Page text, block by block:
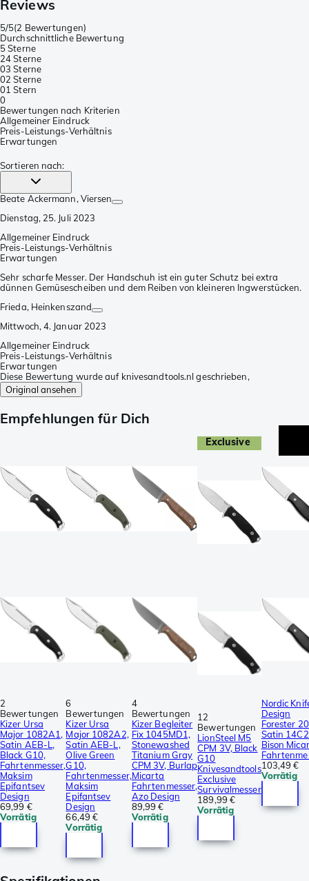
Reviews
5/5(2 Bewertungen)
Durchschnittliche Bewertung
5 Sterne
24 Sterne
03 Sterne
02 Sterne
01 Stern
0
Bewertungen nach Kriterien
Allgemeiner Eindruck
Preis-Leistungs-Verhältnis
Erwartungen
Sortieren nach:
Beate Ackermann, Viersen
Dienstag, 25. Juli 2023
Allgemeiner Eindruck
Preis-Leistungs-Verhältnis
Erwartungen
Sehr scharfe Messer. Der Handschuh ist ein guter Schutz bei extra
dünnen Gemüsescheiben und dem Reiben von kleineren Ingwerstücken.
Frieda, Heinkenszand
Mittwoch, 4. Januar 2023
Allgemeiner Eindruck
Preis-Leistungs-Verhältnis
Erwartungen
Diese Bewertung wurde auf knivesandtools.nl geschrieben,
Original ansehen
Empfehlungen für Dich
2
Bewertungen
Kizer Ursa
Major 1082A1,
Satin AEB-L,
Black G10,
Fahrtenmesser,
Maksim
Epifantsev
Design
69,99 €
Vorrätig
6
Bewertungen
Kizer Ursa
Major 1082A2,
Satin AEB-L,
Olive Green
G10,
Fahrtenmesser,
Maksim
Epifantsev
Design
66,49 €
Vorrätig
4
Bewertungen
Kizer Begleiter
Fix 1045MD1,
Stonewashed
Titanium Gray
CPM 3V, Burlap
Micarta
Fahrtenmesser,
Azo Design
89,99 €
Vorrätig
Exclusive
12
Bewertungen
LionSteel M5
CPM 3V, Black
G10
Knivesandtools
Exclusive
Survivalmesser
189,99 €
Vorrätig
Nordic
Design
Forester
Satin
Bison
103,49 €
Vorrätig